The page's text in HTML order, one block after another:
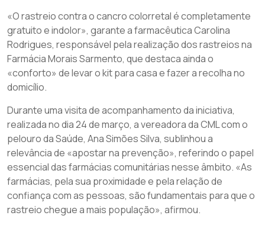
«O rastreio contra o cancro colorretal é completamente
gratuito e indolor», garante a farmacêutica Carolina
Rodrigues, responsável pela realização dos rastreios na
Farmácia Morais Sarmento, que destaca ainda o
«conforto» de levar o kit para casa e fazer a recolha no
domicílio.
Durante uma visita de acompanhamento da iniciativa,
realizada no dia 24 de março, a vereadora da CML com o
pelouro da Saúde, Ana Simões Silva, sublinhou a
relevância de «apostar na prevenção», referindo o papel
essencial das farmácias comunitárias nesse âmbito. «As
farmácias, pela sua proximidade e pela relação de
confiança com as pessoas, são fundamentais para que o
rastreio chegue a mais população», afirmou.